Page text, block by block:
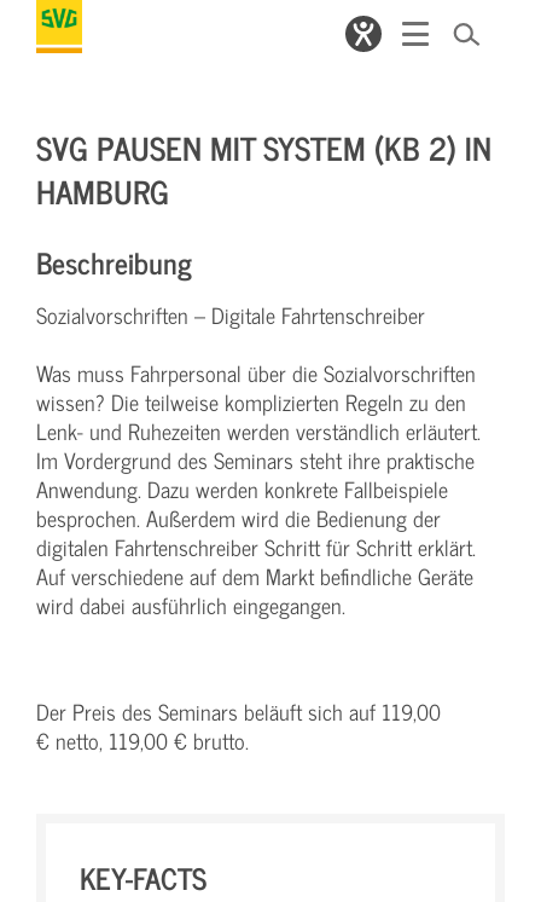
SVG PAUSEN MIT SYSTEM (KB 2) IN
HAMBURG
Beschreibung
Sozialvorschriften – Digitale Fahrtenschreiber
Was muss Fahrpersonal über die Sozialvorschriften
wissen? Die teilweise komplizierten Regeln zu den
Lenk- und Ruhezeiten werden verständlich erläutert.
Im Vordergrund des Seminars steht ihre praktische
Anwendung. Dazu werden konkrete Fallbeispiele
besprochen. Außerdem wird die Bedienung der
digitalen Fahrtenschreiber Schritt für Schritt erklärt.
Auf verschiedene auf dem Markt befindliche Geräte
wird dabei ausführlich eingegangen.
Der Preis des Seminars beläuft sich auf 119,00
€ netto, 119,00 € brutto.
KEY-FACTS